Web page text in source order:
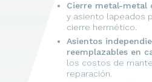
Cierre metal-metal
y asiento lapeados
cierre hermético.
Asientos
reemplazables en
los costos de
reparación.